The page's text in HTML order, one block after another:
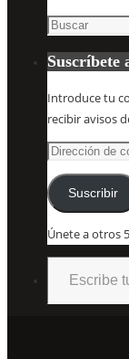
Buscar:
Suscríbete
Introduce tu
recibir avisos
Dirección
de
correo
electrónico
Suscribir
Únete a otros
Escribe tu correo electrónico…